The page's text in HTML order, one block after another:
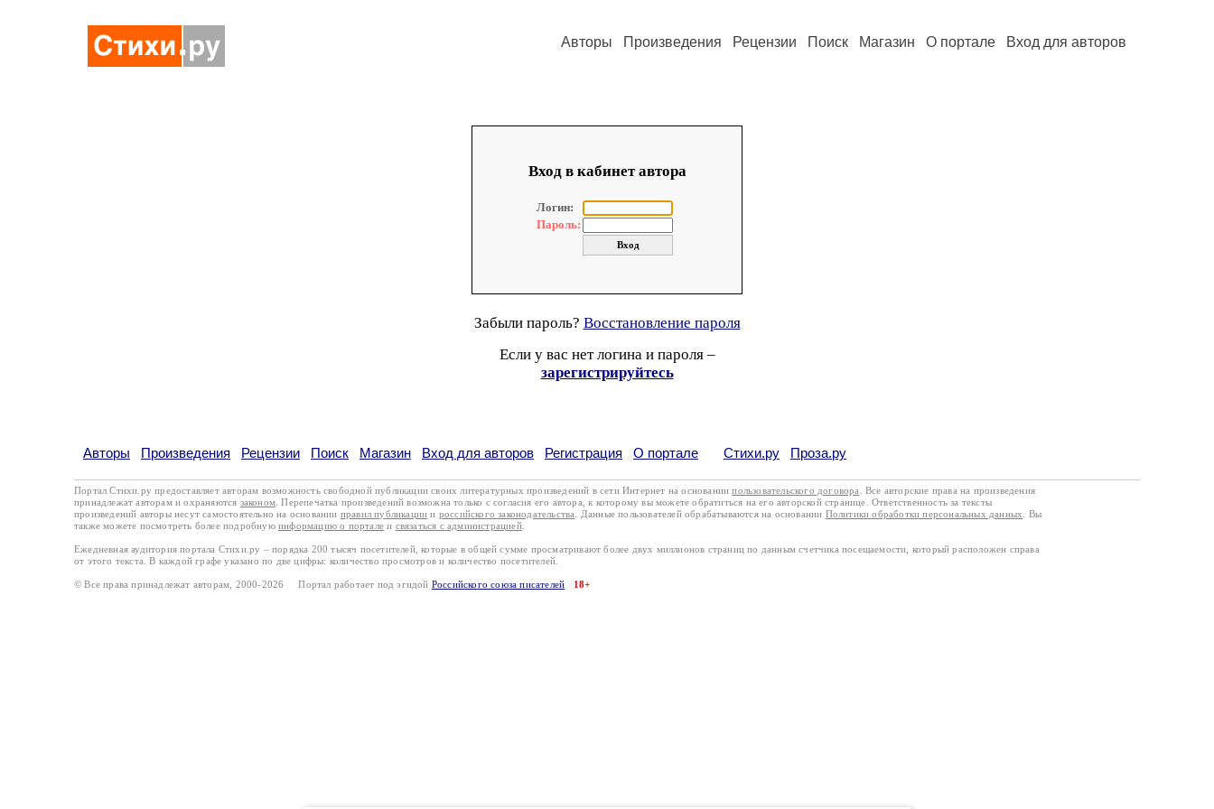
Авторы Произведения Рецензии Поиск Магазин О портале Вход для авторов
Вход в кабинет автора
Логин:
Пароль:
Забыли пароль? Восстановление пароля
Если у вас нет логина и пароля –
зарегистрируйтесь
Авторы Произведения Рецензии Поиск Магазин Вход для авторов Регистрация О портале Стихи.ру Проза.ру
Портал Стихи.ру предоставляет авторам возможность свободной публикации своих литературных произведений в сети Интернет на основаниипользовательского договора
. Все авторские права на произведения
принадлежат авторам и охраняются законом . Перепечатка произведений возможна только с согласия его автора, к которому вы можете обратиться на его авторской странице. Ответственность за тексты
произведений авторы несут самостоятельно на основании правил публикации и российского законодательства . Данные пользователей обрабатываются на основании Политики обработки персональных данных
. Вы
также можете посмотреть более подробную информацию о портале и связаться с администрацией.
Ежедневная аудитория портала Стихи.ру – порядка 200 тысяч посетителей, которые в общей сумме просматривают более двух миллионов страниц по данным счетчика посещаемости, который расположен справа
от этого текста. В каждой графе указано по две цифры: количество просмотров и количество посетителей.
© Все права принадлежат авторам, 2000-2026 Портал работает под эгидой Российского союза писателей 18+